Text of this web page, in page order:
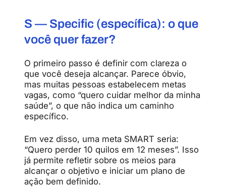
S — Specific (específica): o que
você quer fazer?
O primeiro passo é definir com clareza o
que você deseja alcançar. Parece óbvio,
mas muitas pessoas estabelecem metas
vagas, como “quero cuidar melhor da minha
saúde”, o que não indica um caminho
específico.
Em vez disso, uma meta SMART seria:
“Quero perder 10 quilos em 12 meses”. Isso
já permite refletir sobre os meios para
alcançar o objetivo e iniciar um plano de
ação bem definido.